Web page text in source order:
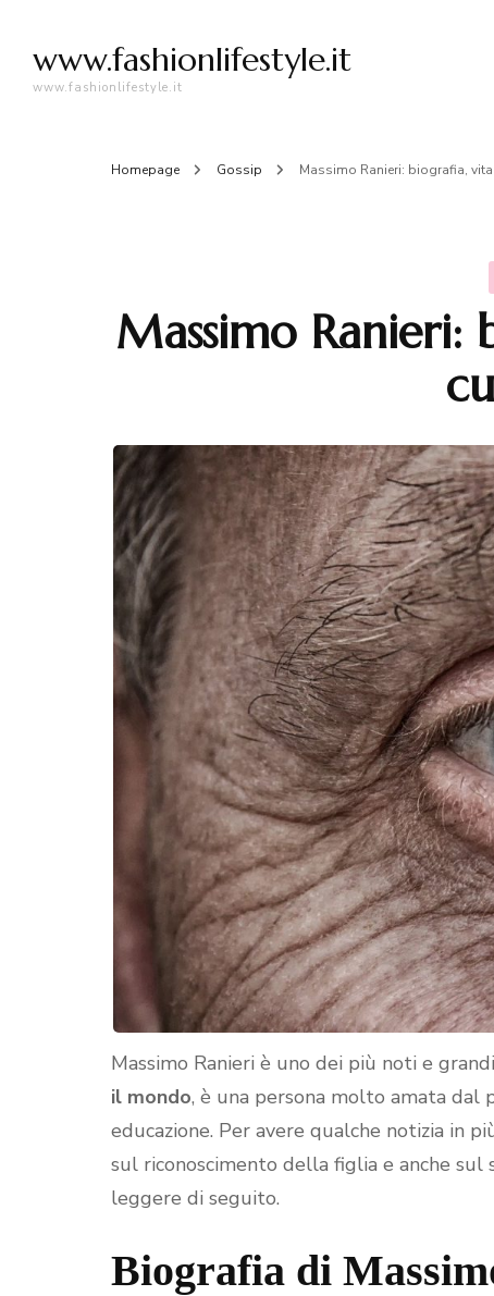
www.fashionlifestyle.it
www.fashionlifestyle.it
Homepage Gossip Massimo Ranieri: biografia,
Massimo Ranieri:
Massimo Ranieri è uno dei più noti e
il mondo, è una persona molto amata dal
educazione. Per avere qualche notizia in
sul riconoscimento della figlia e anche
leggere di seguito.
Biografia di